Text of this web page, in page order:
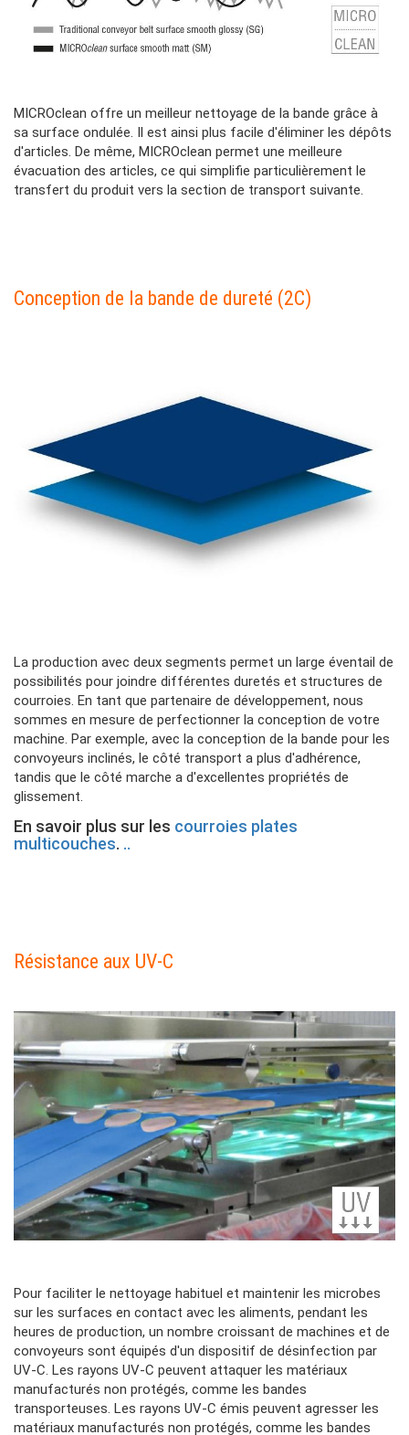
Contenu
Colonne
MICROclean offre un meilleur nettoyage de la bande grâce à
sa surface ondulée. Il est ainsi plus facile d'éliminer les dépôts
d'articles. De même, MICROclean permet une meilleure
évacuation des articles, ce qui simplifie particulièrement le
transfert du produit vers la section de transport suivante.
Conception de la bande de dureté (2C)
Contenu
Colonne
La production avec deux segments permet un large éventail de
possibilités pour joindre différentes duretés et structures de
courroies. En tant que partenaire de développement, nous
sommes en mesure de perfectionner la conception de votre
machine. Par exemple, avec la conception de la bande pour les
convoyeurs inclinés, le côté transport a plus d'adhérence,
tandis que le côté marche a d'excellentes propriétés de
glissement.
En savoir plus sur les courroies plates
multicouches. ..
Résistance aux UV-C
Colonne
Contenu
Colonne
Image
Contenu
Colonne
Pour faciliter le nettoyage habituel et maintenir les microbes
sur les surfaces en contact avec les aliments, pendant les
heures de production, un nombre croissant de machines et de
convoyeurs sont équipés d'un dispositif de désinfection par
UV-C. Les rayons UV-C peuvent attaquer les matériaux
manufacturés non protégés, comme les bandes
transporteuses. Les rayons UV-C émis peuvent agresser les
matériaux manufacturés non protégés, comme les bandes